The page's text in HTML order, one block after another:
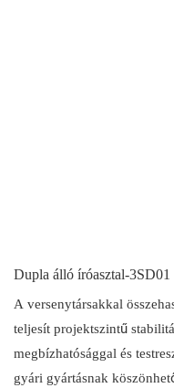
Dupla álló íróasztal-3SD01
A versenytársakkal
teljesít projektszintű
megbízhatósággal és
gyári gyártásnak